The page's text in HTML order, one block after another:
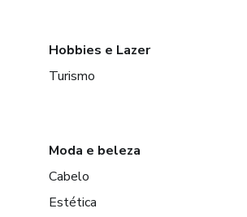
Hobbies e Lazer
Turismo
Moda e beleza
Cabelo
Estética